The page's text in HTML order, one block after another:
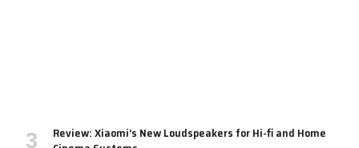
Review: Xiaomi’s New Loudspeakers for Hi-fi and Home